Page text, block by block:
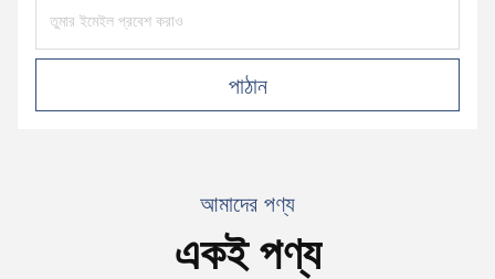
পাঠান
আমাদের পণ্য
একই পণ্য